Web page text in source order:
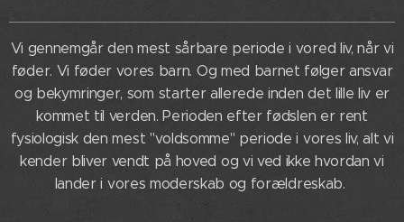
Vi gennemgår den mest sårbare periode i vored liv, når vi
føder. Vi føder vores barn. Og med barnet følger ansvar
og bekymringer, som starter allerede inden det lille liv er
kommet til verden. Perioden efter fødslen er rent
fysiologisk den mest "voldsomme" periode i vores liv, alt vi
kender bliver vendt på hoved og vi ved ikke hvordan vi
lander i vores moderskab og forældreskab.